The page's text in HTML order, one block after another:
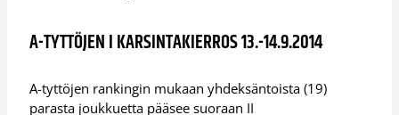
A-TYTTÖJEN I KARSINTAKIERROS 13.-14.9.2014
A-tyttöjen rankingin mukaan yhdeksäntoista (19)
parasta joukkuetta pääsee suoraan II